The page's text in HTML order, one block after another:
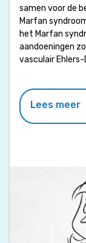
samen voor de
Marfan
het Marfan
aandoeningen
vasculair
Lees meer